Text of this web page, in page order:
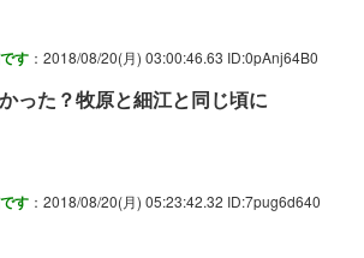
す ：2018/08/20(月) 03:00:46.63 ID:0pAnj64B0
った？牧原と細江と同じ頃に
す ：2018/08/20(月) 05:23:42.32 ID:7pug6d640